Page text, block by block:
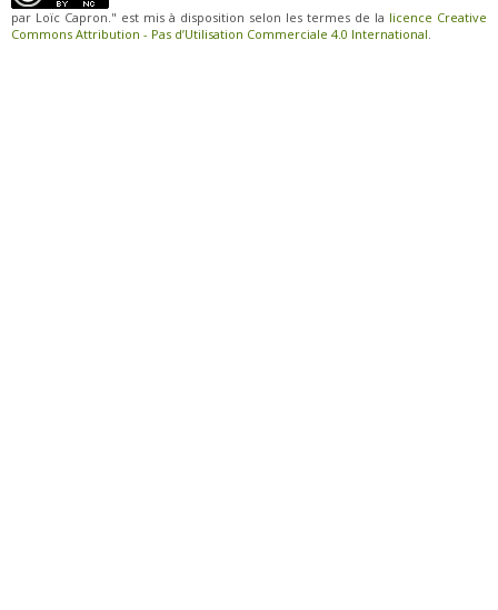
par Loïc Capron." est mis à disposition selon les termes de la licence Creative
Commons Attribution - Pas d’Utilisation Commerciale 4.0 International.